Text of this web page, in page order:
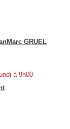
GRUEL
à 9h00